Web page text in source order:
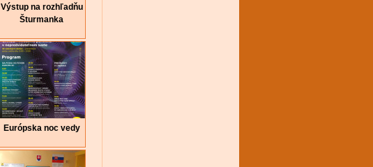
Výstup na rozhľadňu
Šturmanka
Európska noc vedy